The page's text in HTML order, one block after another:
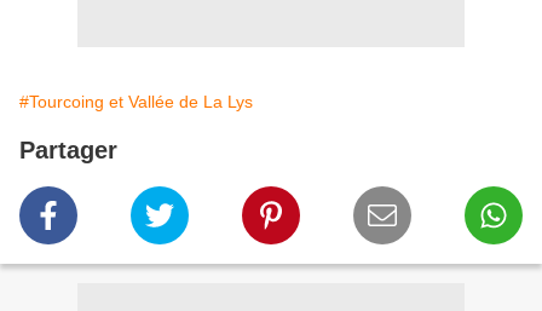
#Tourcoing et Vallée de La Lys
Partager